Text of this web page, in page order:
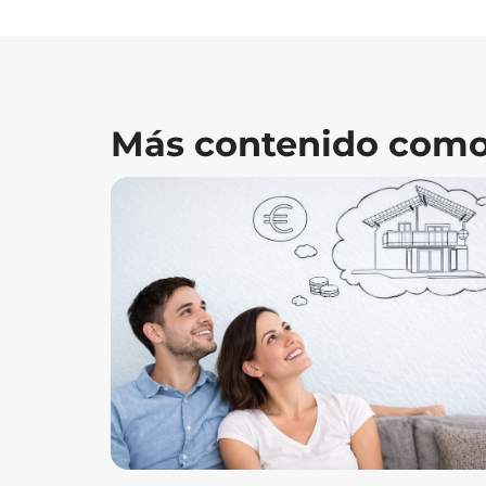
Más contenido